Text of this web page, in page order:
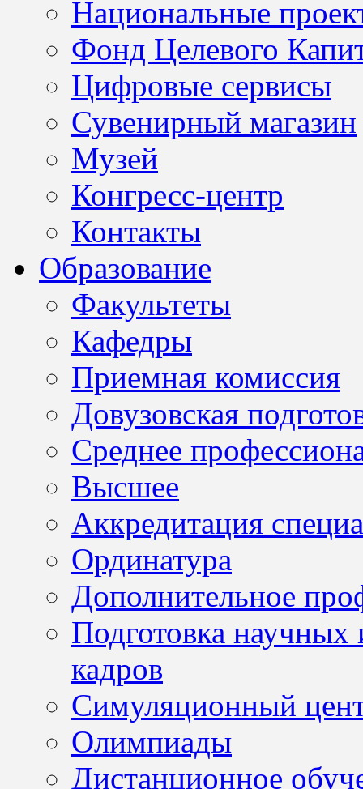
Национальные
Фонд Целевого
Цифровые сервисы
Сувенирный магазин
Музей
Конгресс-центр
Контакты
Образование
Факультеты
Кафедры
Приемная комиссия
Довузовская
Среднее
Высшее
Аккредитация
Ординатура
Дополнительное
Подготовка научных
кадров
Симуляционный
Олимпиады
Дистанционное